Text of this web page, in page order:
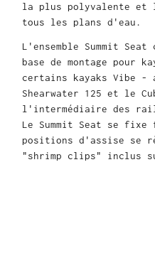
la plus polyvalente et
tous les plans d'eau.
L'ensemble Summit Seat
base de montage pour
certains kayaks Vibe -
Shearwater 125 et le
l'intermédiaire des
Le Summit Seat se
positions d'assise se
"shrimp clips" inclus